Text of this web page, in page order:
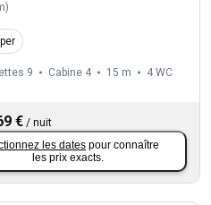
)
9 Cabine 4 15 m 4 WC
€ /nuit
les dates pour connaître
les prix exacts.